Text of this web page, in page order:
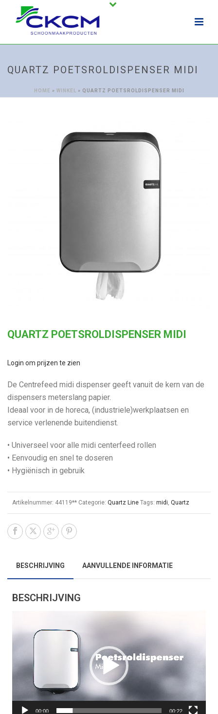
QUARTZ POETSROLDISPENSER MIDI
HOME » WINKEL » QUARTZ POETSROLDISPENSER MIDI
QUARTZ POETSROLDISPENSER MIDI
Login om prijzen te zien
De Centrefeed midi dispenser geeft vanuit de kern van de
dispensers meterslang papier.
Ideaal voor in de horeca, (industriele)werkplaatsen en
service verlenende buitendienst.
• Universeel voor alle midi centerfeed rollen
• Eenvoudig en snel te doseren
• Hygiënisch in gebruik
Artikelnummer: 44119** Categorie: Quartz Line Tags: midi, Quartz
BESCHRIJVING AANVULLENDE INFORMATIE
BESCHRIJVING
00:00 00:22